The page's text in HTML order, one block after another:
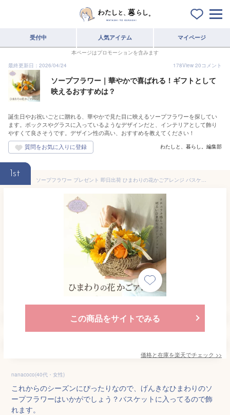
受付中 人気アイテム マイページ
本ページはプロモーションを含みます
最終更新日：2026/04/24
178View 20コメント
ソープフラワー｜華やかで喜ばれる！ギフトとして
映えるおすすめは？
誕生日やお祝いごとに贈れる、華やかで見た目に映えるソープフラワーを探してい
ます。ボックスやグラスに入っているようなデザインだと、インテリアとして飾り
やすくて良さそうです。デザイン性の高い、おすすめを教えてください！
わたしと、暮らし。編集部
1st
ソープフラワー プレゼント 即日出荷 ひまわりの花かごアレンジ バスケット かご 結婚祝い そのまま飾れる 父の日 父の日ギフト 誕生日プレゼント ひまわり造花 向日葵 籠 お供え 即日発送 ラタン ソープフラワーギフト シャボンフラワー 還暦祝い 母 妻
この商品をサイトでみる
価格と在庫を楽天でチェック >>
nanacoco(40代・女性)
これからのシーズンにぴったりなので、げんきなひまわりのソ
ープフラワーはいかがでしょう？バスケットに入ってるので飾
れます。